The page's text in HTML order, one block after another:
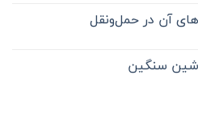
سنگین